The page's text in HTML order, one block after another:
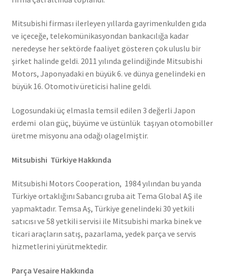
Mitsubishi firması ilerleyen yıllarda gayrimenkulden gıda
ve içeceğe, telekomünikasyondan bankacılığa kadar
neredeyse her sektörde faaliyet gösteren çok uluslu bir
şirket halinde geldi. 2011 yılında gelindiğinde Mitsubishi
Motors, Japonyadaki en büyük 6. ve dünya genelindeki en
büyük 16. Otomotiv üreticisi haline geldi.
Logosundaki üç elmasla temsil edilen 3 değerli Japon
erdemi olan güç, büyüme ve üstünlük taşıyan otomobiller
üretme misyonu ana odağı olagelmiştir.
Mitsubishi Türkiye Hakkında
Mitsubishi Motors Cooperation, 1984 yılından bu yanda
Türkiye ortaklığını Sabancı gruba ait Tema Global AŞ ile
yapmaktadır. Temsa Aş, Türkiye genelindeki 30 yetkili
satıcısı ve 58 yetkili servisi ile Mitsubishi marka binek ve
ticari araçların satış, pazarlama, yedek parça ve servis
hizmetlerini yürütmektedir.
Parça Vesaire Hakkında